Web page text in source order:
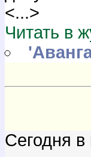
<...>
Читать в
Сегодня в